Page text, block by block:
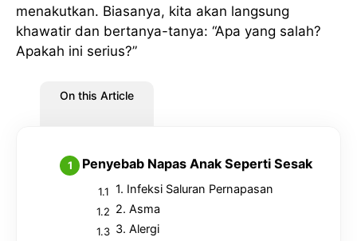
menakutkan. Biasanya, kita akan langsung
khawatir dan bertanya-tanya: “Apa yang salah?
Apakah ini serius?”
On this Article
Penyebab Napas Anak Seperti Sesak
1. Infeksi Saluran Pernapasan
2. Asma
3. Alergi